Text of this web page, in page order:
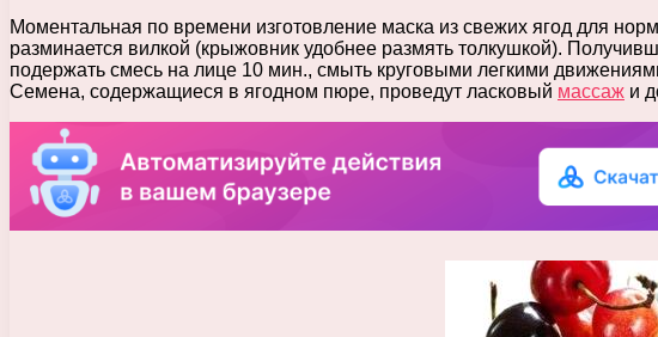
Моментальная по времени изготовление маска из свежих ягод для
разминается вилкой (крыжовник удобнее размять толкушкой).
подержать смесь на лице 10 мин., смыть круговыми легкими
Семена, содержащиеся в ягодном пюре, проведут ласковый массаж и